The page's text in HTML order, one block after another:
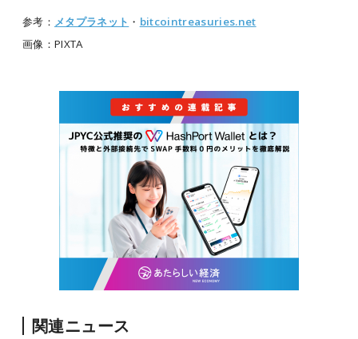
参考： メタプラネット ・ bitcointreasuries.net
画像：PIXTA
関連ニュース